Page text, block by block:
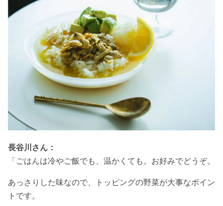
長谷川さん：
「ごはんは冷やご飯でも、温かくても。お好みでどうぞ。
あっさりした味なので、トッピングの野菜が大事なポイン
トです。